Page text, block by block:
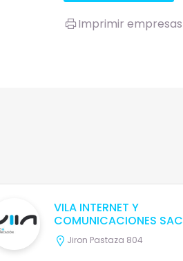
Imprimir empresas
VILA INTERNET Y
COMUNICACIONES SAC
Jiron Pastaza 804